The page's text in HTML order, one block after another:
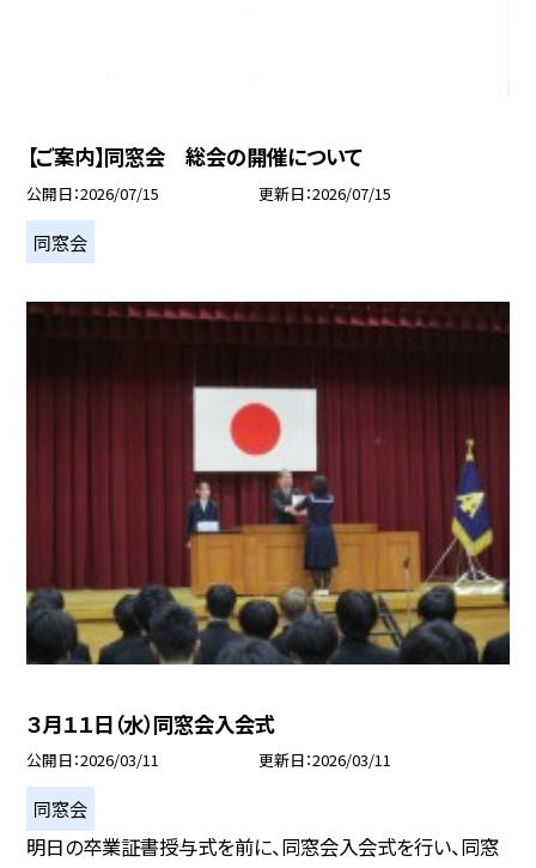
【ご案内】同窓会 総会の開催について
公開日 2026/07/15 更新日 2026/07/15
同窓会
３月１１日（水）同窓会入会式
公開日 2026/03/11 更新日 2026/03/11
同窓会
明日の卒業証書授与式を前に、同窓会入会式を行い、同窓